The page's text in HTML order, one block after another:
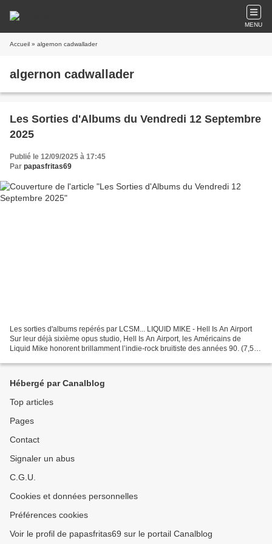
MENU
Accueil » algernon cadwallader
algernon cadwallader
Les Sorties d'Albums du Vendredi 12 Septembre
2025
Publié le 12/09/2025 à 17:45
Par papasfritas69
Les sorties d'albums repérés par LCSM... LIQUID MIKE - Hell Is An Airport
Sur leur déjà sixième opus studio, Hell Is An Airport, les Américains de
Liquid Mike honorent brillamment l’indie-rock bruitiste des années 90. (7,5)
Hébergé par Canalblog
Top articles
Pages
Contact
Signaler un abus
C.G.U.
Cookies et données personnelles
Préférences cookies
Voir le profil de papasfritas69 sur le portail Canalblog